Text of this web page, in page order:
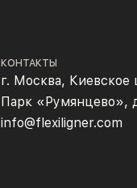
КОНТАКТЫ
г. Москва,
Парк «Румянцево»,
info@flexiligner.com